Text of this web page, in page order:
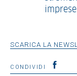
SCARICA LA
CONDIVIDI